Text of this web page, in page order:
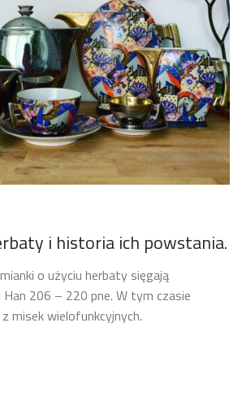
i historia ich powstania.
o użyciu herbaty sięgają
206 – 220 pne. W tym czasie
misek wielofunkcyjnych.